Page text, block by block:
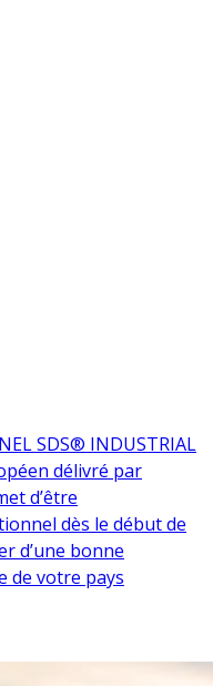
SDS® INDUSTRIAL
délivré par
d’être
dès le début de
d’une bonne
de votre pays